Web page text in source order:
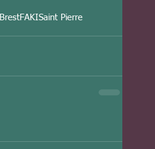
BrestFAKISaint Pierre